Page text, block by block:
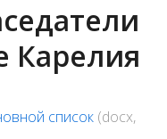
Карелия
список (docx,